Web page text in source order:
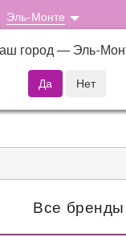
Эль-Монте
город — Эль-
Пн-Пт: 10:00-18:00
России
Все бренды